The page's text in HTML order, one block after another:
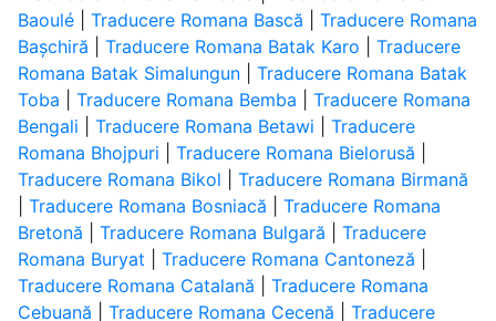
Baoulé| Traducere Romana Bască
Traducere Romana
Bașchiră
Traducere Romana Batak Karo
Traducere
Romana Batak Simalungun| Traducere Romana Batak
Toba
Traducere Romana Bemba
Traducere Romana
Bengali
Traducere Romana Betawi
Traducere
Romana Bhojpuri
Traducere Romana Bielorusă
Traducere Romana Bikol
Traducere Romana Birmană
Traducere Romana Bosniacă
Traducere Romana
Bretonă
Traducere Romana Bulgară
Traducere
Romana Buryat
Traducere Romana Cantoneză
Traducere Romana Catalană
Traducere Romana
Cebuană
Traducere Romana Cecenă Traducere